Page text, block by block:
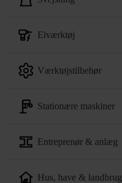
elværktøj
værktøjstilbehør
stationære maskiner
entreprenør & anlæg
hus, have & landbrug